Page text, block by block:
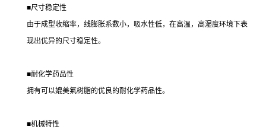
■尺寸稳定性
由于成型收缩率，线膨胀系数小，吸水性低，在高温，高湿度环境下表
现出优异的尺寸稳定性。
■耐化学药品性
拥有可以媲美氟树脂的优良的耐化学药品性。
■机械特性